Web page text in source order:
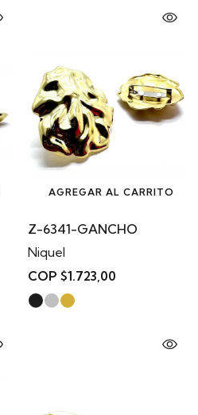
AGREGAR AL CARRITO
Z-6341-GANCHO
Niquel
COP $1.723,00